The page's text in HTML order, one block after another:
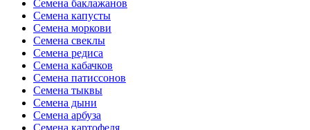
Семена баклажанов
Семена капусты
Семена моркови
Семена свеклы
Семена редиса
Семена кабачков
Семена патиссонов
Семена тыквы
Семена дыни
Семена арбуза
Семена картофеля